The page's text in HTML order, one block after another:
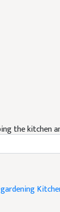
the kitchen